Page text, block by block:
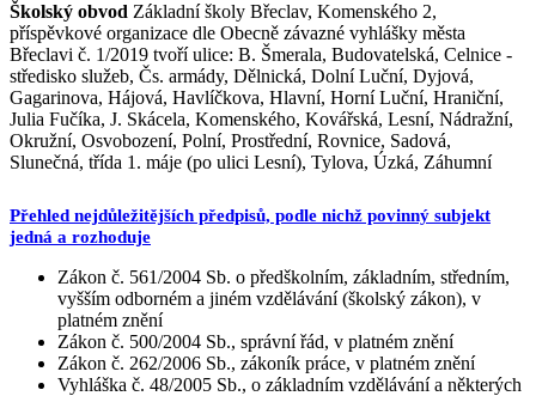
Školský obvod Základní školy Břeclav, Komenského 2,
příspěvkové organizace dle Obecně závazné vyhlášky města
Břeclavi č. 1/2019 tvoří ulice: B. Šmerala, Budovatelská, Celnice -
středisko služeb, Čs. armády, Dělnická, Dolní Luční, Dyjová,
Gagarinova, Hájová, Havlíčkova, Hlavní, Horní Luční, Hraniční,
Julia Fučíka, J. Skácela, Komenského, Kovářská, Lesní, Nádražní,
Okružní, Osvobození, Polní, Prostřední, Rovnice, Sadová,
Slunečná, třída 1. máje (po ulici Lesní), Tylova, Úzká, Záhumní
Přehled nejdůležitějších předpisů, podle nichž povinný subjekt
jedná a rozhoduje
Zákon č. 561/2004 Sb. o předškolním, základním, středním,
vyšším odborném a jiném vzdělávání (školský zákon), v
platném znění
Zákon č. 500/2004 Sb., správní řád, v platném znění
Zákon č. 262/2006 Sb., zákoník práce, v platném znění
Vyhláška č. 48/2005 Sb., o základním vzdělávání a některých